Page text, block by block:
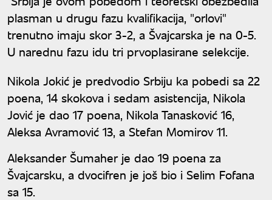
plasman u drugu fazu kvalifikacija, "orlovi"
trenutno imaju skor 3-2, a Švajcarska je na 0-5.
U narednu fazu idu tri prvoplasirane selekcije.
Nikola Jokić je predvodio Srbiju ka pobedi sa 22
poena, 14 skokova i sedam asistencija, Nikola
Jović je dao 17 poena, Nikola Tanasković 16,
Aleksa Avramović 13, a Stefan Momirov 11.
Aleksander Šumaher je dao 19 poena za
Švajcarsku, a dvocifren je još bio i Selim Fofana
sa 15.